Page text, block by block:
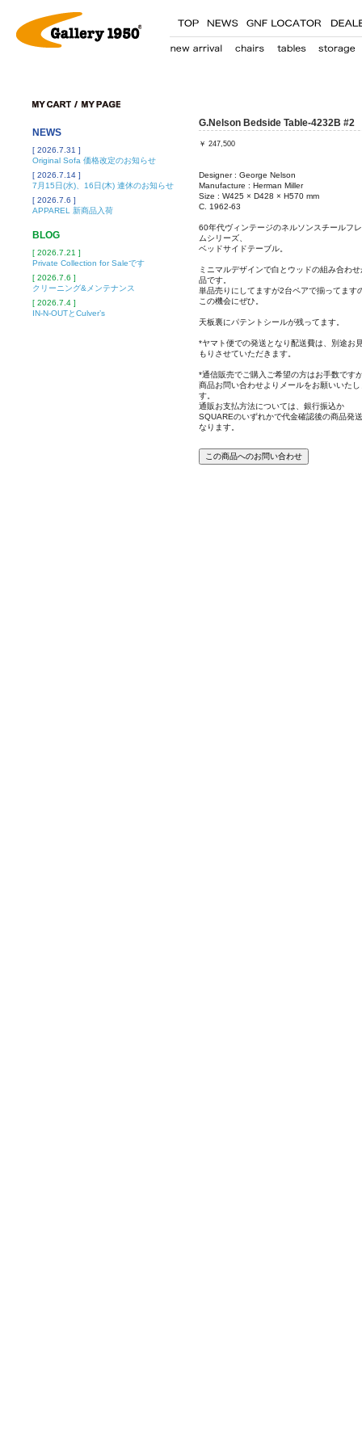
NEWS
[ 2026.7.31 ]
Original Sofa 価格改定のお知らせ
[ 2026.7.14 ]
7月15日(水)、16日(木) 連休のお知らせ
[ 2026.7.6 ]
APPAREL 新商品入荷
BLOG
[ 2026.7.21 ]
Private Collection for Saleです
[ 2026.7.6 ]
クリーニング&メンテナンス
[ 2026.7.4 ]
IN-N-OUTとCulver’s
G.Nelson Bedside Table-4232B #2
￥ 247,500
Designer : George Nelson
Manufacture : Herman Miller
Size : W425 × D428 × H570 mm
C. 1962-63
60年代ヴィンテージのネルソンスチールフ
ムシリーズ、
ベッドサイドテーブル。
ミニマルデザインで白とウッドの組み合わせ
品です。
単品売りにしてますが2台ペアで揃ってます
この機会にぜひ。
天板裏にパテントシールが残ってます。
*ヤマト便での発送となり配送費は、別途お
もりさせていただきます。
*通信販売でご購入ご希望の方はお手数です
商品お問い合わせよりメールをお願いいたし
す。
通販お支払方法については、銀行振込か
SQUAREのいずれかで代金確認後の商品発
なります。
この商品へのお問い合わせ